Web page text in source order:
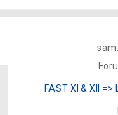
FAST XI & XII